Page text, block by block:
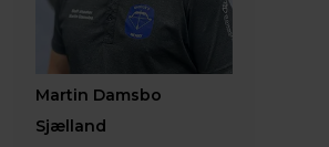
Martin Damsbo
Sjælland